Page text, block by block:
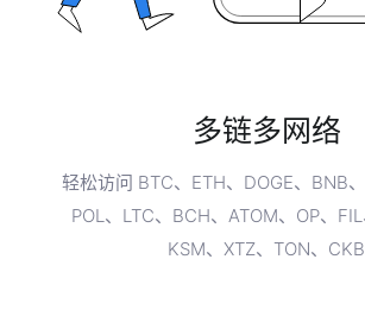
多链多网络
轻松访问 BTC、ETH、DOGE、BNB、
POL、LTC、BCH、ATOM、OP、FIL
KSM、XTZ、TON、CKB